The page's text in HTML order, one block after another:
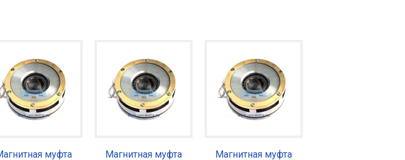
муфта Магнитная муфта Магнитная муфта